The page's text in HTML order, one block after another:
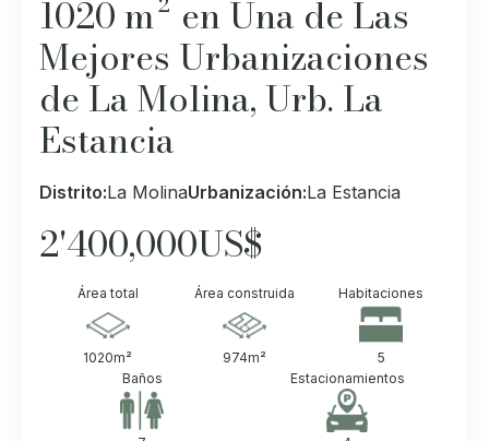
1020 m² en Una de Las
Mejores Urbanizaciones
de La Molina, Urb. La
Estancia
Distrito:La MolinaUrbanización:La Estancia
2'400,000US$
Área total
1020m²
Área construida
974m²
Habitaciones
5
Baños
Estacionamientos